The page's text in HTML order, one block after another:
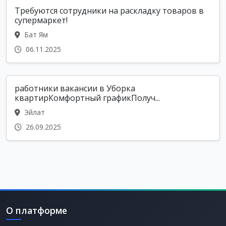
Требуются сотрудники на раскладку товаров в
супермаркет!
Бат Ям
06.11.2025
работники вакансии в Уборка
квартирКомфортный графикПолуч...
Эйлат
26.09.2025
О платформе